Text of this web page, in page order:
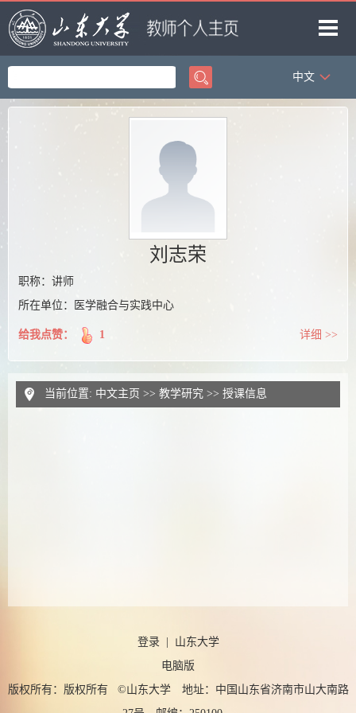
首页
中文
刘志荣
职称：讲师
所在单位：医学融合与实践中心
给我点赞： 1 详细 >>
当前位置: 中文主页 >> 教学研究 >> 授课信息
登录| 山东大学
电脑版
版权所有：版权所有 ©山东大学 地址：中国山东省济南市山大南路